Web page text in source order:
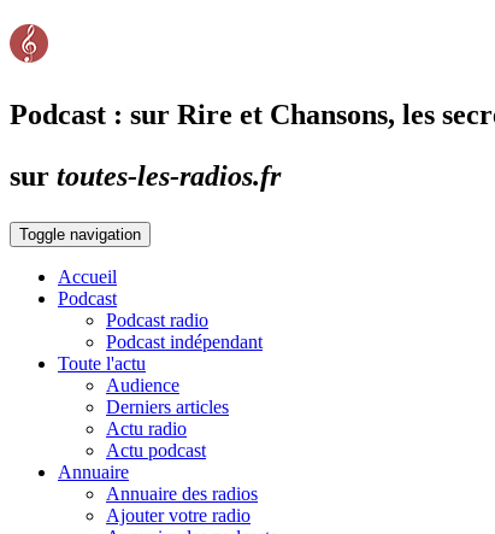
Podcast : sur Rire et Chansons, les
sur toutes-les-radios.fr
Toggle navigation
Accueil
Podcast
Podcast radio
Podcast indépendant
Toute l'actu
Audience
Derniers articles
Actu radio
Actu podcast
Annuaire
Annuaire des radios
Ajouter votre radio